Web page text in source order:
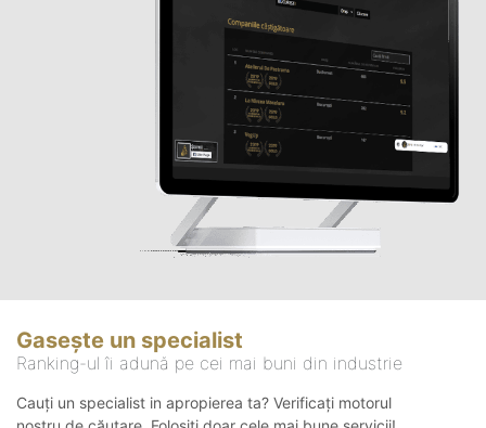
Gasește un specialist
Ranking-ul îi adună pe cei mai buni din industrie
Cauți un specialist in apropierea ta? Verificați motorul